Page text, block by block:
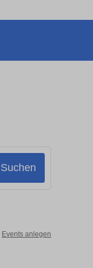
Suchen
Events anlegen